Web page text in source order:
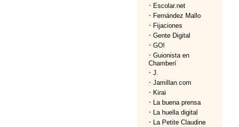
· Escolar.net
· Fernández Mallo
· Fijaciones
· Gente Digital
· GO!
· Guionista en
Chamberí
· J.
· Jamillan.com
· Kirai
· La buena prensa
· La huella digital
· La Petite Claudine